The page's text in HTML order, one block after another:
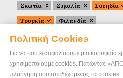
Πολιτική Cookies
Για να σου εξασφαλίσουμε μια κορυφαία
χρησιμοποιούμε cookies. Πατώντας
πλοήγηση σου αποδεχόμενος τα
Σκωτία
Σομαλία Σουηδία
Τουρκία
Φιλανδία